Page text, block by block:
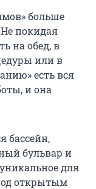
больше
покидая
на обед, в
или в
есть вся
и она
бассейн,
бульвар и
для
открытым